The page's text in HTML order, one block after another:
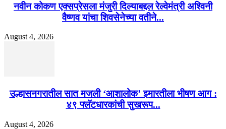
नवीन कोकण एक्सप्रेसला मंजुरी दिल्याबद्दल रेल्वेमंत्री अश्विनी
वैष्णव यांचा शिवसेनेच्या वतीने...
August 4, 2026
उल्हासनगरातील सात मजली ‘आशालोक’ इमारतीला भीषण आग :
४९ फ्लॅटधारकांची सुखरूप...
August 4, 2026